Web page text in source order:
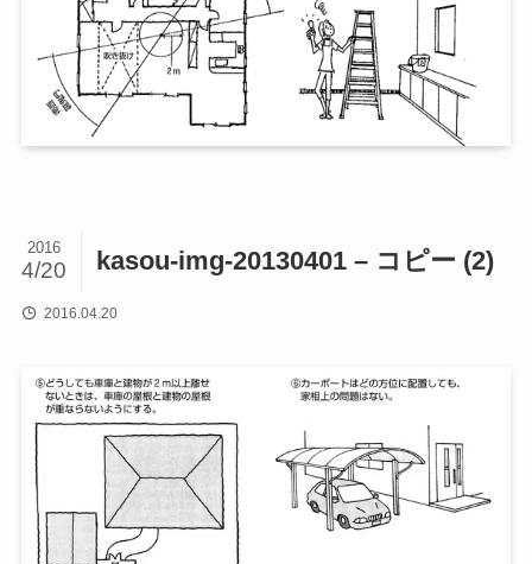
kasou-img-20130401 – コピー (2)
2016
4/20
2016.04.20